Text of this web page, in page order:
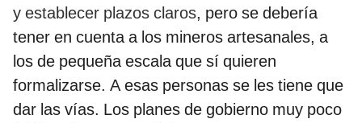
y establecer plazos claros, pero se debería
tener en cuenta a los mineros artesanales, a
los de pequeña escala que sí quieren
formalizarse. A esas personas se les tiene que
dar las vías. Los planes de gobierno muy poco